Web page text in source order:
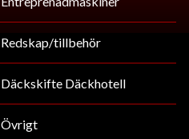
Redskap/tillbehör
Däckskifte Däckhotell
Övrigt